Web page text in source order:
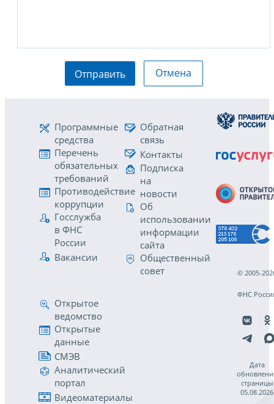
Отправить Отмена
Программные
средства
Перечень
обязательных
требований
Противодействие
коррупции
Госслужба
в ФНС
России
Вакансии
Обратная
связь
Контакты
Подписка
на
новости
Об
использовании
информации
сайта
Общественный
совет
Открытое
ведомство
Открытые
данные
СМЭВ
Аналитический
портал
Видеоматериалы
© 2005-
ФНС
Дата
страницы
05.08.2026